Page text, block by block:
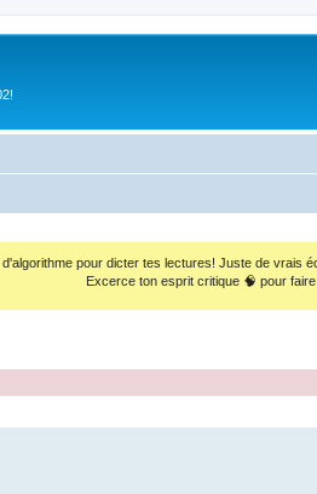
d'algorithme pour dicter tes lectures! Juste de vrais
Excerce ton esprit critique 🧠 pour faire